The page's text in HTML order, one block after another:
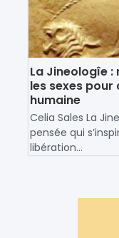
La Jineologîe
les sexes
humaine
Celia Sales La
pensée qui
libération...